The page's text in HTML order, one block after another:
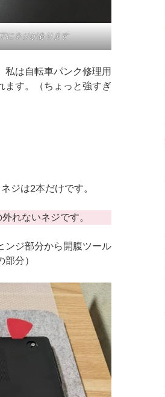
にネジがあります
は自転車パンク修理用
ます。（ちょっと強すぎ
ジは2本だけです。
れないネジです。
ンジ部分から開腹ツール
分）